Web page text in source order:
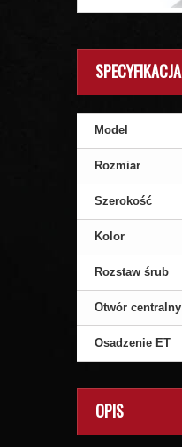
SPECYFIKACJA
Model
Rozmiar
Szerokość
Kolor
Rozstaw śrub
Otwór centralny
Osadzenie ET
OPIS